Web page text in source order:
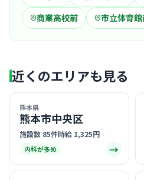
商業高校前
市立体育館
近くのエリアも見る
熊本県
熊本市中央区
施設数 85件時給 1,325円
内科が多め →